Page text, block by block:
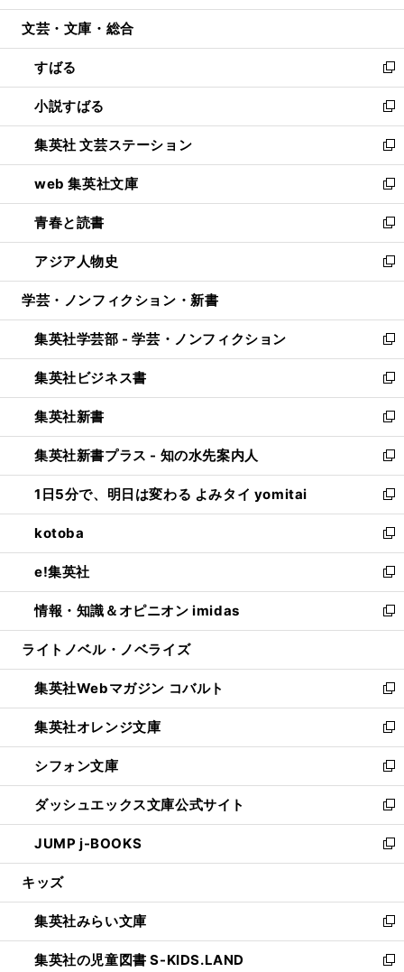
開
ウ
開
く
ン
ウ
で
開
く
ウ
ン
ド
ウ
で
開
く
文芸・文庫・総合
すばる
新
し
い
ウ
ィ
ン
ド
ウ
で
開
く
小説すばる
新
し
い
ウ
ィ
ン
ド
ウ
で
開
集英社 文芸ステーション
新
し
い
ウ
ィ
ン
ド
ウ
開
く
web 集英社文庫
新
し
い
ウ
ィ
ン
ウ
で
開
く
青春と読書
新
し
い
ウ
ン
ド
ウ
で
開
く
アジア人物史
新
し
ウ
ィ
ン
ド
ウ
で
開
く
学芸・ノンフィクション・新書
集英社学芸部 - 学芸・ノンフィクション
新
し
い
ウ
ィ
ン
ド
ウ
で
開
く
集英社ビジネス書
新
し
い
ウ
ィ
ン
ド
ウ
で
開
く
集英社新書
新
し
い
ウ
ィ
ン
ド
ウ
で
開
く
集英社新書プラス - 知の水先案内人
新
し
い
ウ
ィ
ン
ド
ウ
で
開
1日5分で、明日は変わる よみタイ yomitai
新
し
い
ウ
ィ
ン
ド
ウ
開
く
kotoba
新
し
い
ウ
ィ
ン
ウ
で
開
く
e!集英社
新
し
い
ウ
ン
ド
ウ
で
開
く
情報・知識＆オピニオン imidas
新
し
ウ
ィ
ン
ド
ウ
で
開
く
ライトノベル・ノベライズ
集英社Webマガジン コバルト
新
し
い
ウ
ィ
ン
ド
ウ
で
開
集英社オレンジ文庫
新
し
い
ウ
ィ
ン
ド
ウ
開
く
シフォン文庫
新
し
い
ウ
ィ
ン
ウ
で
開
く
ダッシュエックス文庫公式サイト
新
し
い
ウ
ン
ド
ウ
で
JUMP j-BOOKS
新
し
ウ
ィ
ン
ド
キッズ
集英社みらい文庫
新
し
い
集英社の児童図書 S-KIDS.LAND
新